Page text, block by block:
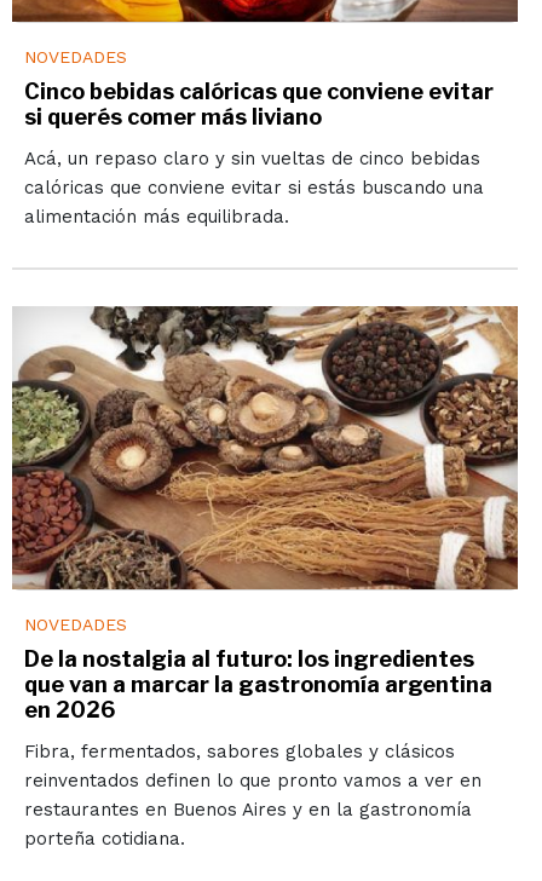
NOVEDADES
Cinco bebidas calóricas que conviene evitar
si querés comer más liviano
Acá, un repaso claro y sin vueltas de cinco bebidas
calóricas que conviene evitar si estás buscando una
alimentación más equilibrada.
NOVEDADES
De la nostalgia al futuro: los ingredientes
que van a marcar la gastronomía argentina
en 2026
Fibra, fermentados, sabores globales y clásicos
reinventados definen lo que pronto vamos a ver en
restaurantes en Buenos Aires y en la gastronomía
porteña cotidiana.